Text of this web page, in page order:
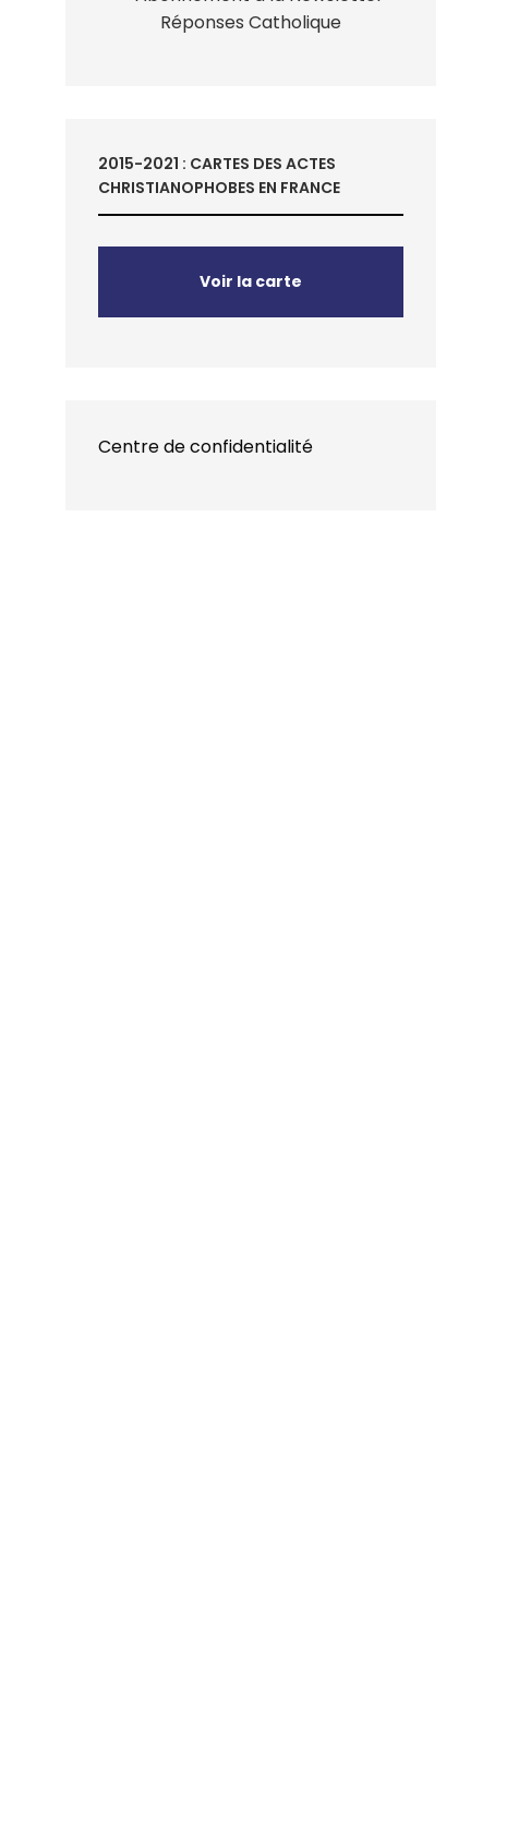
2015-2021 : CARTES DES ACTES
CHRISTIANOPHOBES EN FRANCE
Voir la carte
Centre de confidentialité